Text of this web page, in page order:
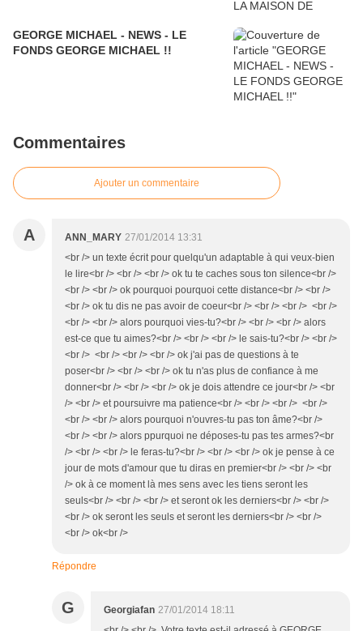
GEORGE MICHAEL - NEWS - LE
FONDS GEORGE MICHAEL !!
Commentaires
Ajouter un commentaire
A ANN_MARY 27/01/2014 13:31
<br /> un texte écrit pour quelqu'un adaptable à qui veux-bien
le lire<br /> <br /> <br /> ok tu te caches sous ton silence<br />
<br /> <br /> ok pourquoi pourquoi cette distance<br /> <br />
<br /> ok tu dis ne pas avoir de coeur<br /> <br /> <br /> <br />
<br /> <br /> alors pourquoi vies-tu?<br /> <br /> <br /> alors
est-ce que tu aimes?<br /> <br /> <br /> le sais-tu?<br /> <br />
<br /> <br /> <br /> <br /> ok j'ai pas de questions à te
poser<br /> <br /> <br /> ok tu n'as plus de confiance à me
donner<br /> <br /> <br /> ok je dois attendre ce jour<br /> <br
/> <br /> et poursuivre ma patience<br /> <br /> <br /> <br />
<br /> <br /> alors pourquoi n'ouvres-tu pas ton âme?<br />
<br /> <br /> alors ppurquoi ne déposes-tu pas tes armes?<br
/> <br /> <br /> le feras-tu?<br /> <br /> <br /> ok je pense à ce
jour de mots d'amour que tu diras en premier<br /> <br /> <br
/> ok à ce moment là mes sens avec les tiens seront les
seuls<br /> <br /> <br /> et seront ok les derniers<br /> <br />
<br /> ok seront les seuls et seront les derniers<br /> <br />
<br /> ok<br />
Répondre
G Georgiafan 27/01/2014 18:11